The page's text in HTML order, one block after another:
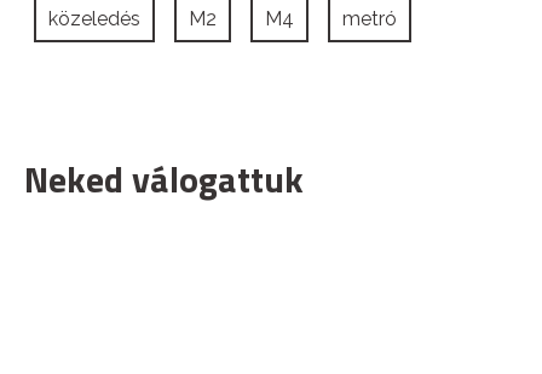
közeledés M2 M4 metró
Neked válogattuk